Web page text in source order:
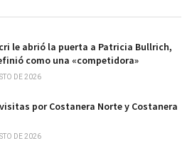
le abrió la puerta a Patricia Bullrich,
como una «competidora»
DE 2026
por Costanera Norte y Costanera
DE 2026